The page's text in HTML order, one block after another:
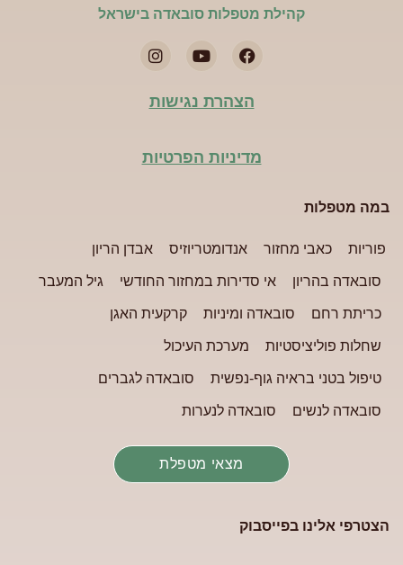
קהילת מטפלות סובאדה בישראל​
הצהרת נגישות
מדיניות הפרטיות
במה מטפלות
פוריות כאבי מחזור אנדומטריוזיס אבדן הריון
סובאדה בהריון אי סדירות במחזור החודשי גיל המעבר
כריתת רחם סובאדה ומיניות קרקעית האגן
שחלות פוליציסטיות מערכת העיכול
טיפול בטני בראיה גוף-נפשית סובאדה לגברים
סובאדה לנשים סובאדה לנערות
מצאי מטפלת
הצטרפי אלינו בפייסבוק